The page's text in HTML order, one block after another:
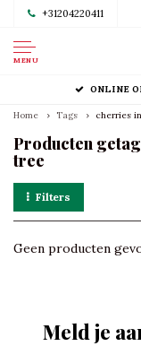
+31204220411
MENU
ONLINE
Home Tags cherries
Producten
tree
Filters
Geen producten
Meld je